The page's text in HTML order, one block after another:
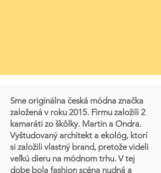
Sme originálna česká módna značka
založená v roku 2015. Firmu založili 2
kamaráti zo škôlky. Martin a Ondra.
Vyštudovaný architekt a ekológ, ktorí
si založili vlastný brand, pretože videli
veľkú dieru na módnom trhu. V tej
dobe bola fashion scéna nudná a